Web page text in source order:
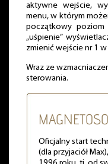
aktywne wejście,
menu, w którym
początkowy poziom
„uśpienie”
zmienić wejście nr 1
Wraz ze
sterowania.
Oficjalny start
(dla przyjaciół